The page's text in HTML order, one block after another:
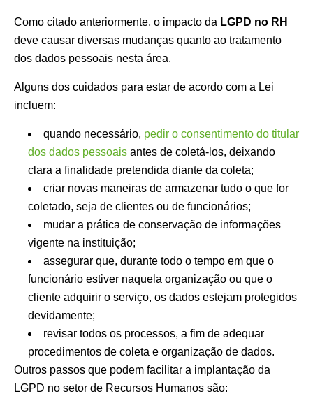
Como citado anteriormente, o impacto da LGPD no RH
deve causar diversas mudanças quanto ao tratamento
dos dados pessoais nesta área.
Alguns dos cuidados para estar de acordo com a Lei
incluem:
quando necessário, pedir o consentimento do titular
dos dados pessoais antes de coletá-los, deixando
clara a finalidade pretendida diante da coleta;
criar novas maneiras de armazenar tudo o que for
coletado, seja de clientes ou de funcionários;
mudar a prática de conservação de informações
vigente na instituição;
assegurar que, durante todo o tempo em que o
funcionário estiver naquela organização ou que o
cliente adquirir o serviço, os dados estejam protegidos
devidamente;
revisar todos os processos, a fim de adequar
procedimentos de coleta e organização de dados.
Outros passos que podem facilitar a implantação da
LGPD no setor de Recursos Humanos são: